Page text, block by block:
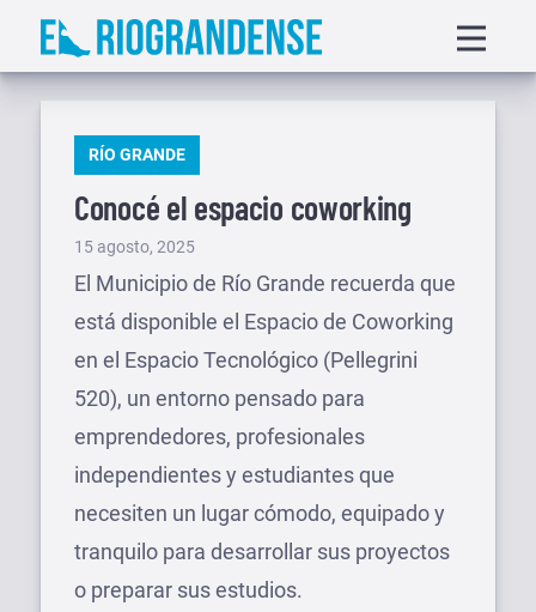
Saltar
menu
PUBLICADO
RÍO GRANDE
Conocé el espacio coworking
Publicado
el
15 agosto, 2025
El Municipio de Río Grande recuerda que
está disponible el Espacio de Coworking
en el Espacio Tecnológico (Pellegrini
520), un entorno pensado para
emprendedores, profesionales
independientes y estudiantes que
necesiten un lugar cómodo, equipado y
tranquilo para desarrollar sus proyectos
o preparar sus estudios.